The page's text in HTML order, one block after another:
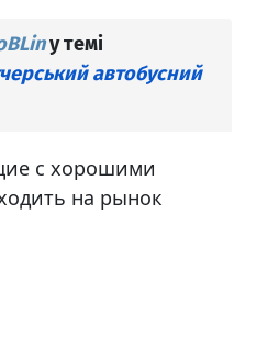
у темі
автобусний
с хорошими
на рынок